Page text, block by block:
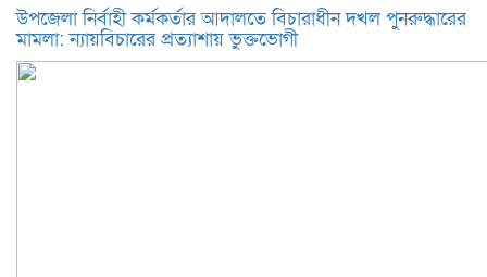
উপজেলা নির্বাহী কর্মকর্তার আদালতে বিচারাধীন দখল পুনরুদ্ধারের
মামলা: ন্যায়বিচারের প্রত্যাশায় ভুক্তভোগী